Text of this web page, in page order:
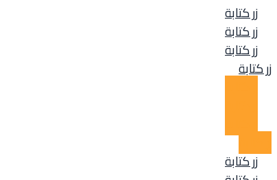
زر كتابة
زر كتابة
زر كتابة
زر كتابة
زر كتابة